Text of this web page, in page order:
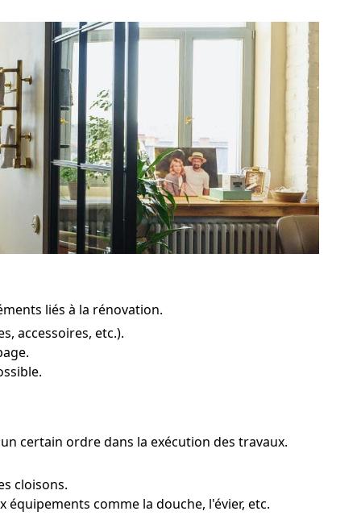
liés à la rénovation.
accessoires, etc.).
certain ordre dans la exécution des travaux.
cloisons.
comme la douche, l'évier, etc.